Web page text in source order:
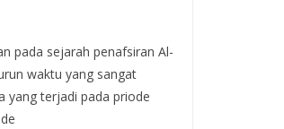
pada sejarah penafsiran Al-
waktu yang sangat
yang terjadi pada priode